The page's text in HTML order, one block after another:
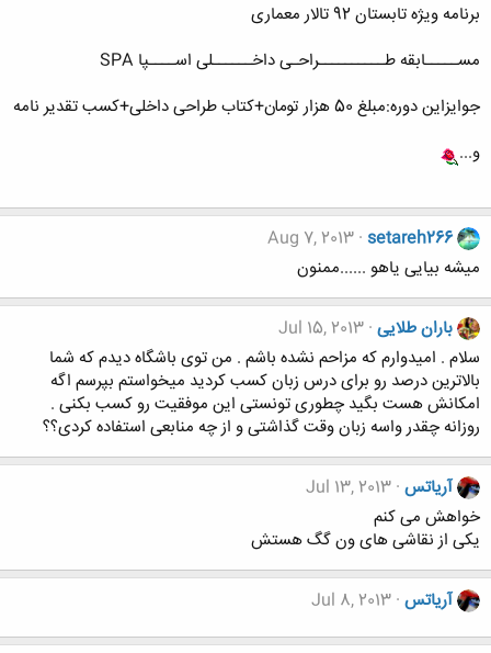
برنامه ویژه تابستان 92 تالار معماری
مســـــابقه طــــــــــراحـی داخــــــلی اســــپا SPA
جوایزاین دوره:مبلغ 50 هزار تومان+کتاب طراحی داخلی+کسب تقدیر نامه
و...
setareh266
Aug 7, 2013
میشه بیایی یاهو ......ممنون
باران طلایی Jul 15, 2013
سلام . امیدوارم که مزاحم نشده باشم . من توی باشگاه دیدم که شما
بالاترین درصد رو برای درس زبان کسب کردید میخواستم بپرسم اگه
امکانش هست بگید چطوری تونستی این موفقیت رو کسب بکنی .
روزانه چقدر واسه زبان وقت گذاشتی و از چه منابعی استفاده کردی؟؟
آریاتس Jul 13, 2013
خواهش می کنم
یکی از نقاشی های ون گگ هستش
آریاتس Jul 8, 2013